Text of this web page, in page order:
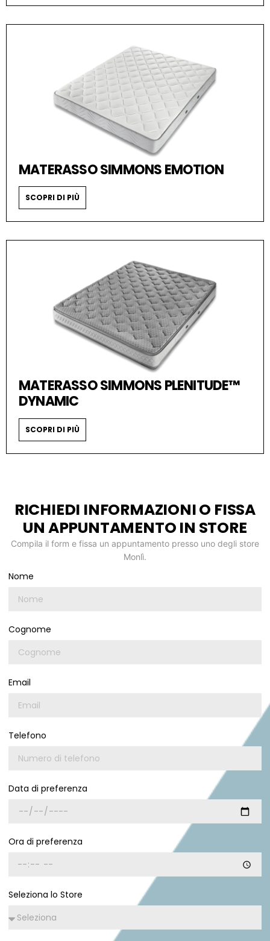
MATERASSO SIMMONS EMOTION
SCOPRI DI PIÙ
MATERASSO SIMMONS PLENITUDE™
DYNAMIC
SCOPRI DI PIÙ
RICHIEDI INFORMAZIONI O FISSA
UN APPUNTAMENTO IN STORE
Compila il form e fissa un appuntamento presso uno degli store
Monlì.
Nome
Cognome
Email
Telefono
Data di preferenza
Ora di preferenza
Seleziona lo Store